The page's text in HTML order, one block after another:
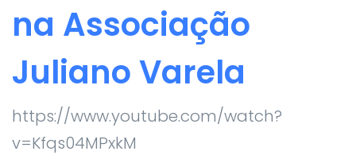
na Associação
Juliano Varela
https://www.youtube.com/watch?
v=Kfqs04MPxkM